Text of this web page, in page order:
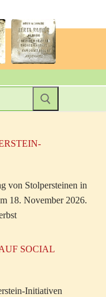
von Stolpersteinen in
18. November 2026.
SOCIAL
Initiativen